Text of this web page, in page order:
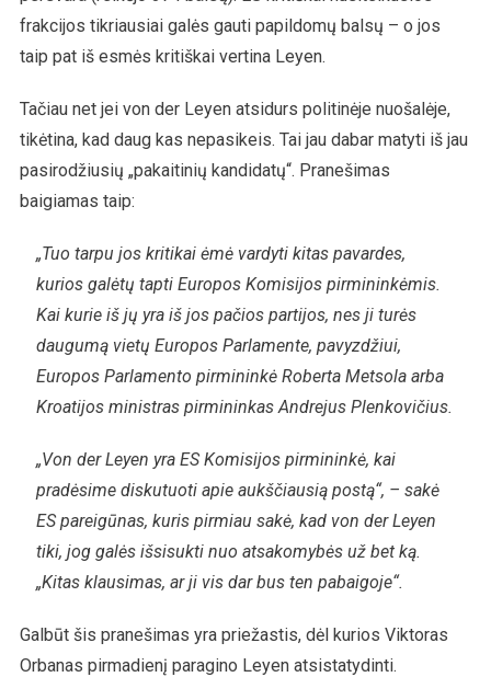
frakcijos tikriausiai galės gauti papildomų balsų – o jos
taip pat iš esmės kritiškai vertina Leyen.
Tačiau net jei von der Leyen atsidurs politinėje nuošalėje,
tikėtina, kad daug kas nepasikeis. Tai jau dabar matyti iš jau
pasirodžiusių „pakaitinių kandidatų“. Pranešimas
baigiamas taip:
„Tuo tarpu jos kritikai ėmė vardyti kitas pavardes,
kurios galėtų tapti Europos Komisijos pirmininkėmis.
Kai kurie iš jų yra iš jos pačios partijos, nes ji turės
daugumą vietų Europos Parlamente, pavyzdžiui,
Europos Parlamento pirmininkė Roberta Metsola arba
Kroatijos ministras pirmininkas Andrejus Plenkovičius.
„Von der Leyen yra ES Komisijos pirmininkė, kai
pradėsime diskutuoti apie aukščiausią postą“, – sakė
ES pareigūnas, kuris pirmiau sakė, kad von der Leyen
tiki, jog galės išsisukti nuo atsakomybės už bet ką.
„Kitas klausimas, ar ji vis dar bus ten pabaigoje“.
Galbūt šis pranešimas yra priežastis, dėl kurios Viktoras
Orbanas pirmadienį paragino Leyen atsistatydinti.